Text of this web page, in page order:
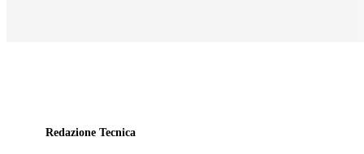
Redazione Tecnica